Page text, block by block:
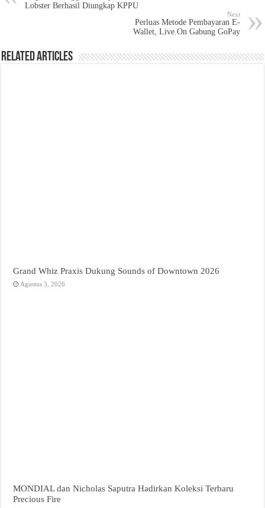
Lobster Berhasil Diungkap KPPU
Next
Perluas Metode Pembayaran E-
Wallet, Live.On Gabung GoPay
Related Articles
Grand Whiz Praxis Dukung Sounds of Downtown 2026
Agustus 3, 2026
MONDIAL dan Nicholas Saputra Hadirkan Koleksi Terbaru
Precious Fire